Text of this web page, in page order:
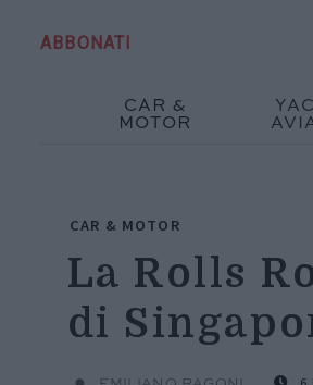
ABBONATI
CAR &
MOTOR
CAR & MOTOR
La Rolls
di